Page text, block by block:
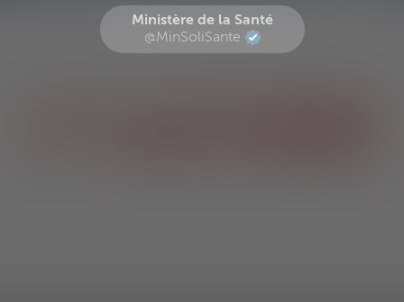
Ministère de la Santé
@MinSoliSante